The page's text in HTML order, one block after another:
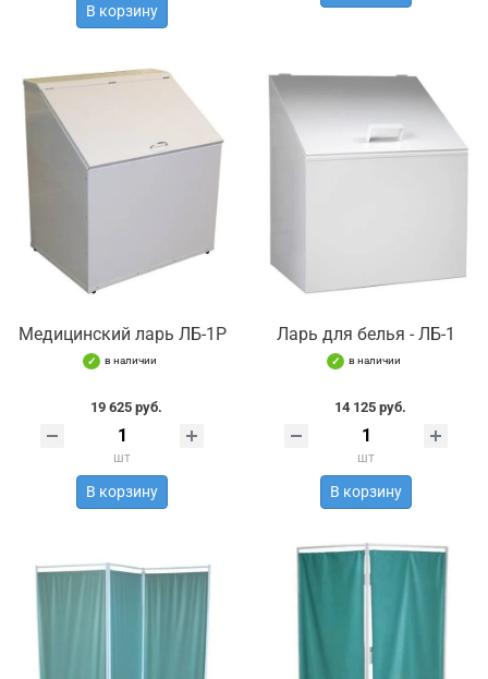
В корзину
Медицинский ларь ЛБ-1Р
в наличии
19 625 руб.
шт
В корзину
Ларь для белья - ЛБ-1
в наличии
14 125 руб.
шт
В корзину